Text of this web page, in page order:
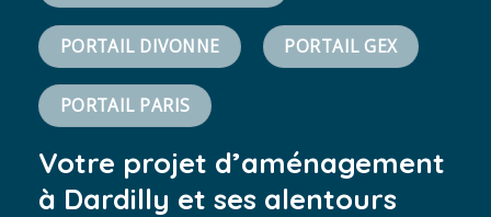
PORTAIL DIVONNE PORTAIL GEX
PORTAIL PARIS
Votre projet d’aménagement
à Dardilly et ses alentours